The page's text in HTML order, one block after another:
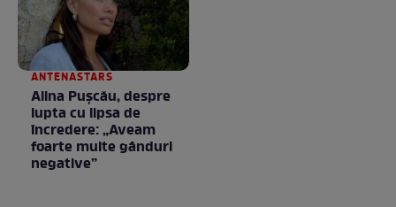
ANTENASTARS
Alina Pușcău, despre
lupta cu lipsa de
încredere: „Aveam
foarte multe gânduri
negative”